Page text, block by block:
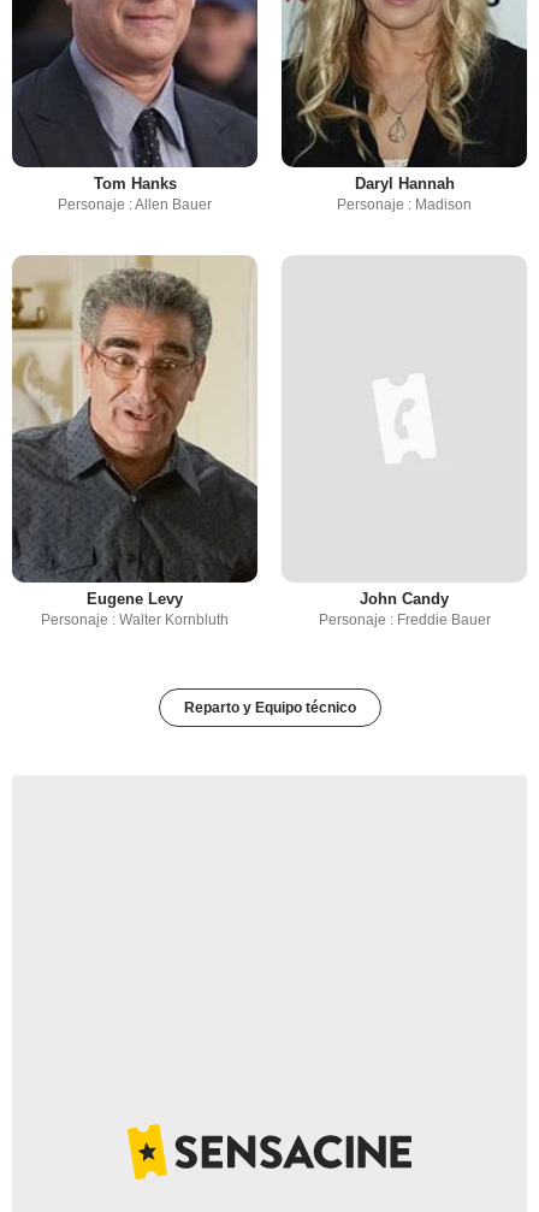
Tom Hanks
Personaje : Allen Bauer
Daryl Hannah
Personaje : Madison
Eugene Levy
Personaje : Walter Kornbluth
John Candy
Personaje : Freddie Bauer
Reparto y Equipo técnico